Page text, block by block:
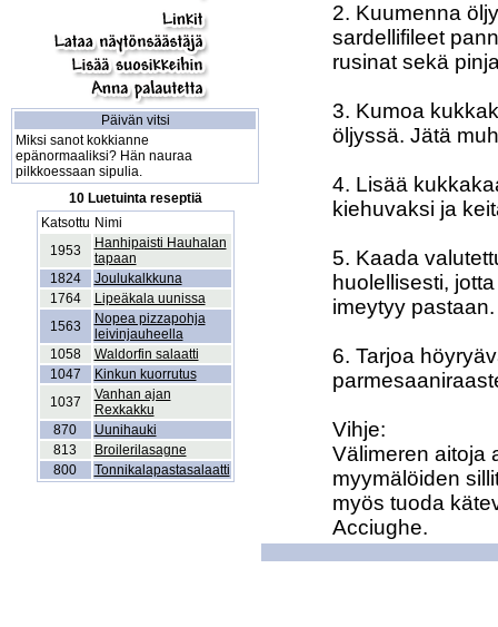
Päivän vitsi
Miksi sanot kokkianne
epänormaaliksi? Hän nauraa
pilkkoessaan sipulia.
10 Luetuinta reseptiä
Katsottu Nimi
1953
Hanhipaisti Hauhalan
tapaan
1824
Joulukalkkuna
1764
Lipeäkala uunissa
1563
Nopea pizzapohja
leivinjauheella
1058
Waldorfin salaatti
1047
Kinkun kuorrutus
1037
Vanhan ajan
Rexkakku
870
Uunihauki
813
Broilerilasagne
800
Tonnikalapastasalaatti
2. Kuumenna
sardellifileet
rusinat sekä
3. Kumoa
öljyssä. Jätä
4. Lisää
kiehuvaksi ja
5. Kaada
huolellisesti,
imeytyy pastaan.
6. Tarjoa
Vihje:
Välimeren aitoja
myymälöiden
myös tuoda